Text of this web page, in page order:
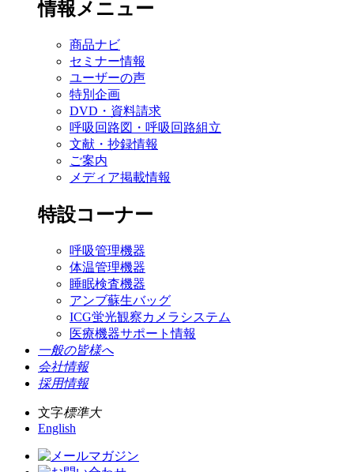
情報メニュー
商品ナビ
セミナー情報
ユーザーの声
特別企画
DVD・資料請求
呼吸回路図・呼吸回路組立
文献・抄録情報
ご案内
メディア掲載情報
特設コーナー
呼吸管理機器
体温管理機器
睡眠検査機器
アンブ蘇生バッグ
ICG蛍光観察カメラシステム
医療機器サポート情報
一般の皆様へ
会社情報
採用情報
文字標準大
English